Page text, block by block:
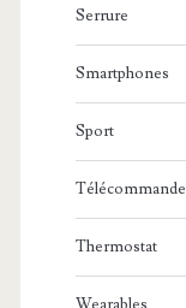
Serrure
Smartphones
Sport
Télécommande
Thermostat